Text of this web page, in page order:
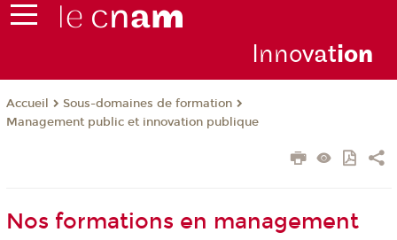
Innovation
Accueil
Sous-domaines de formation
Management public et innovation publique
Nos formations en management